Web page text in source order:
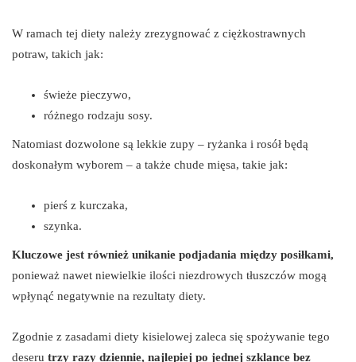
W ramach tej diety należy zrezygnować z ciężkostrawnych
potraw, takich jak:
świeże pieczywo,
różnego rodzaju sosy.
Natomiast dozwolone są lekkie zupy – ryżanka i rosół będą
doskonałym wyborem – a także chude mięsa, takie jak:
pierś z kurczaka,
szynka.
Kluczowe jest również unikanie podjadania między posiłkami,
ponieważ nawet niewielkie ilości niezdrowych tłuszczów mogą
wpłynąć negatywnie na rezultaty diety.
Zgodnie z zasadami diety kisielowej zaleca się spożywanie tego
deseru trzy razy dziennie, najlepiej po jednej szklance bez